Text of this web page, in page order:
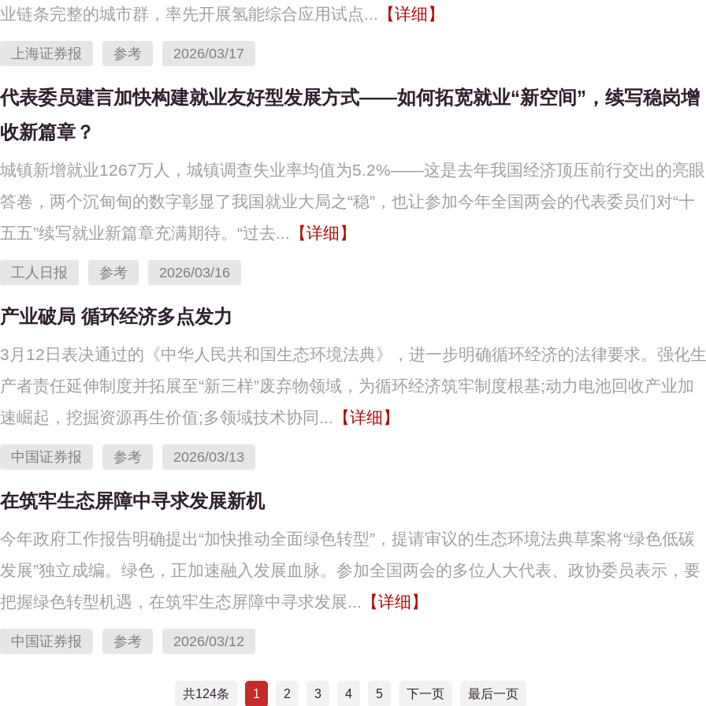
业链条完整的城市群，率先开展氢能综合应用试点... 【详细】
上海证券报 参考 2026/03/17
代表委员建言加快构建就业友好型发展方式——如何拓宽就业“新空间”，续写稳岗增
收新篇章？
城镇新增就业1267万人，城镇调查失业率均值为5.2%——这是去年我国经济顶压前行交出的亮眼
答卷，两个沉甸甸的数字彰显了我国就业大局之“稳”，也让参加今年全国两会的代表委员们对“十
五五”续写就业新篇章充满期待。“过去... 【详细】
工人日报 参考 2026/03/16
产业破局 循环经济多点发力
3月12日表决通过的《中华人民共和国生态环境法典》，进一步明确循环经济的法律要求。强化生
产者责任延伸制度并拓展至“新三样”废弃物领域，为循环经济筑牢制度根基;动力电池回收产业加
速崛起，挖掘资源再生价值;多领域技术协同... 【详细】
中国证券报 参考 2026/03/13
在筑牢生态屏障中寻求发展新机
今年政府工作报告明确提出“加快推动全面绿色转型”，提请审议的生态环境法典草案将“绿色低碳
发展”独立成编。绿色，正加速融入发展血脉。参加全国两会的多位人大代表、政协委员表示，要
把握绿色转型机遇，在筑牢生态屏障中寻求发展... 【详细】
中国证券报 参考 2026/03/12
共124条 1 2 3 4 5 下一页 最后一页